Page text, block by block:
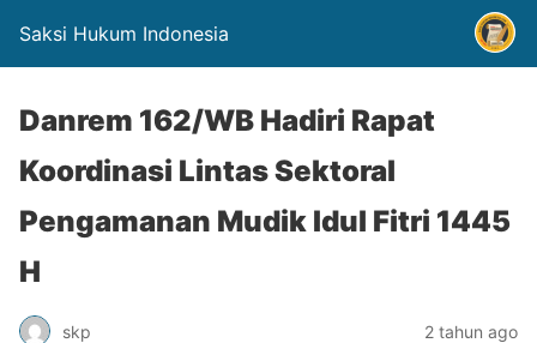
Saksi Hukum Indonesia
Danrem 162/WB Hadiri Rapat
Koordinasi Lintas Sektoral
Pengamanan Mudik Idul Fitri 1445
H
skp 2 tahun ago